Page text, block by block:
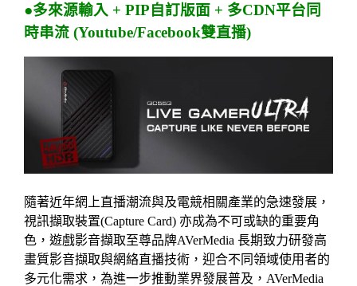
●多來源輸入 + PIP自訂版面 + 多CDN平台同
時串流 (Youtube/Facebook雙直播)
隨著近年網上直播潮流與及電競相關產業的急速發展，
視訊擷取裝置(Capture Card) 亦成為不可或缺的重要角
色，遊戲影音擷取至尊品牌AVerMedia 長期致力研發高
畫質影音擷取與網絡直播技術，迎合不同領域使用者的
多元化需求，為進一步推動業界發展普及， AVerMedia